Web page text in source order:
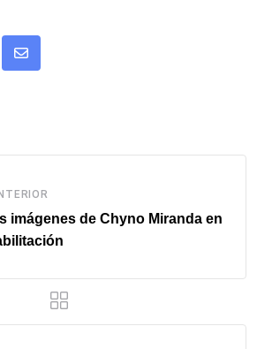
Comparte
imágenes de Chyno Miranda en